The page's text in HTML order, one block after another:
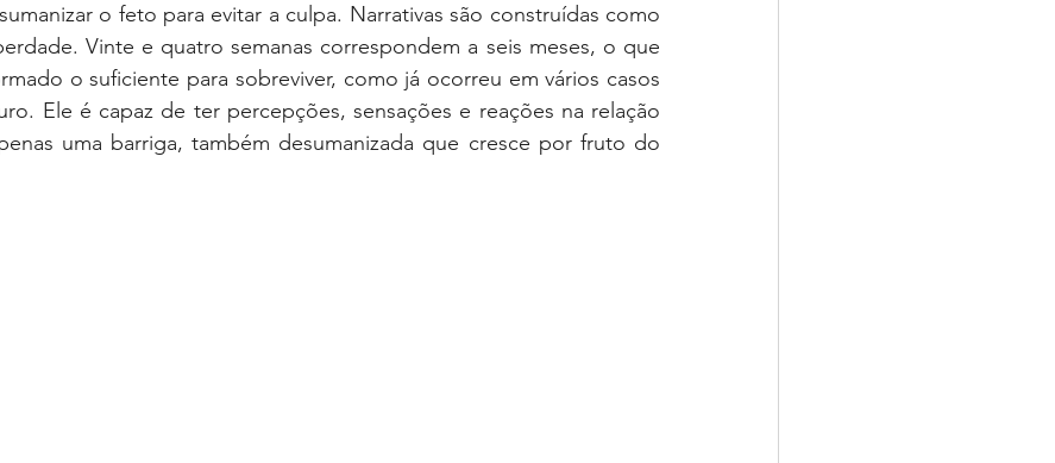
o feto para evitar a culpa. Narrativas são construídas como
Vinte e quatro semanas correspondem a seis meses, o que
o suficiente para sobreviver, como já ocorreu em vários casos
Ele é capaz de ter percepções, sensações e reações na relação
uma barriga, também desumanizada que cresce por fruto do